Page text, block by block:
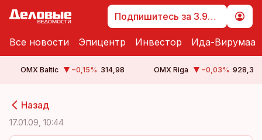
Подпишитесь за 3.99 €
Все новости Эпицентр Инвестор Ида-Вирумаа
OMX Baltic −0,15% 314,98 OMX Riga −0,03% 928,3
Назад
17.01.09, 10:44